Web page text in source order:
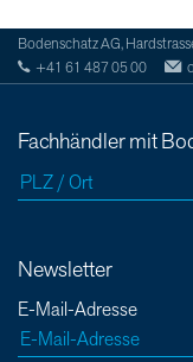
Bodenschatz AG,
+41 61 487 05 00
Fachhändler mit
Newsletter
E-Mail-Adresse